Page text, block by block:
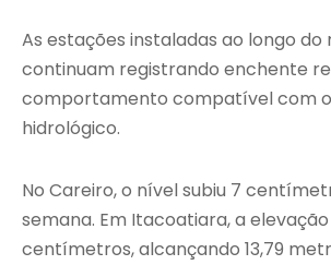
As estações instaladas ao longo do
continuam registrando enchente
comportamento compatível com
hidrológico.
No Careiro, o nível subiu 7
semana. Em Itacoatiara, a
centímetros, alcançando 13,79